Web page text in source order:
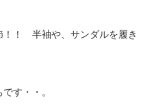
！！ 半袖や、サンダルを履き
す・・。